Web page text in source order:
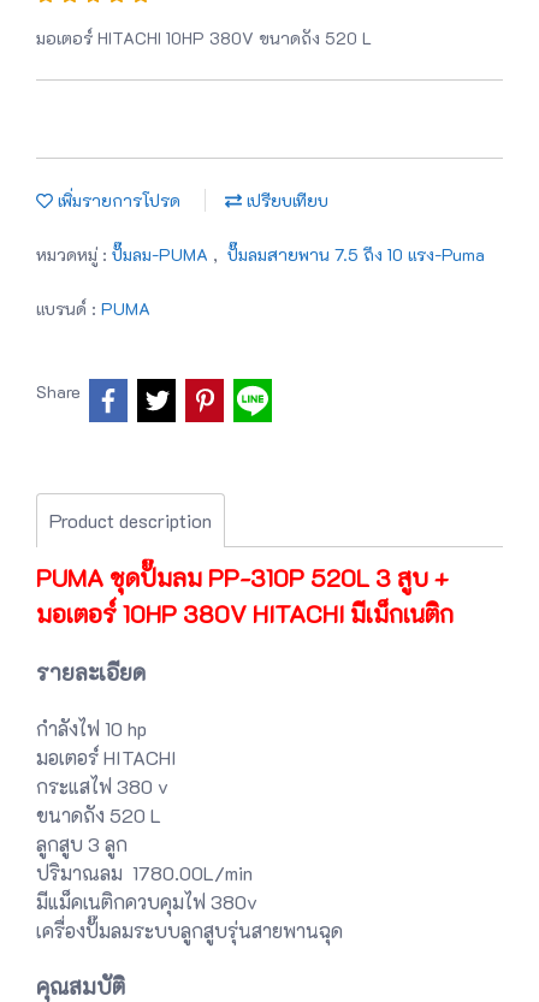
มอเตอร์ HITACHI 10HP 380V ขนาดถัง 520 L
เพิ่มรายการโปรด เปรียบเทียบ
หมวดหมู่ : ปั๊มลม-PUMA , ปั๊มลมสายพาน 7.5 ถึง 10 แรง-Puma
แบรนด์ : PUMA
Share
Product description
PUMA ชุดปั๊มลม PP-310P 520L 3 สูบ +
มอเตอร์ 10HP 380V HITACHI มีเม็กเนติก
รายละเอียด
กำลังไฟ 10 hp
มอเตอร์ HITACHI
กระแสไฟ 380 v
ขนาดถัง 520 L
ลูกสูบ 3 ลูก
ปริมาณลม 1780.00L/min
มีแม็คเนติกควบคุมไฟ 380v
เครื่องปั๊มลมระบบลูกสูบรุ่นสายพานฉุด
คุณสมบัติ